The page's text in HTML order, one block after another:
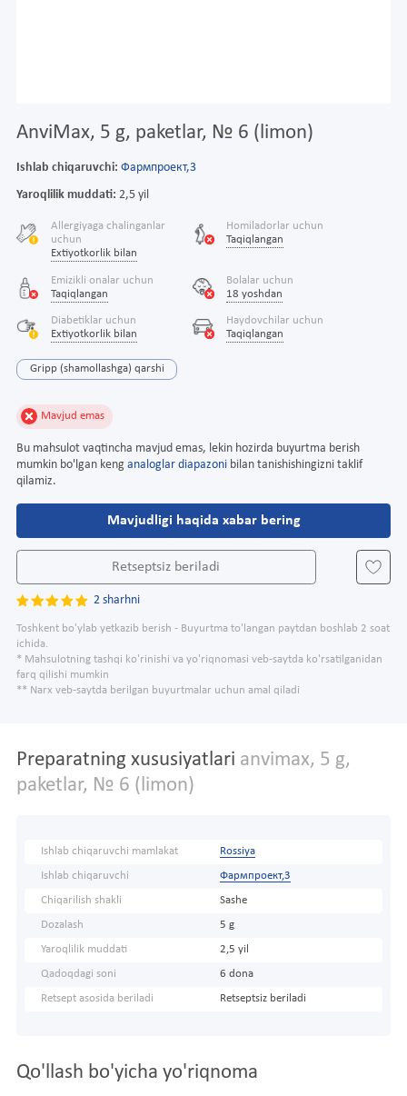
AnviMax, 5 g, paketlar, № 6 (limon)
Ishlab chiqaruvchi: Фармпроект,3
Yaroqlilik muddati: 2,5 yil
Allergiyaga chalinganlar
uchun
Extiyotkorlik bilan
Homiladorlar uchun
Taqiqlangan
Emizikli onalar uchun
Taqiqlangan
Bolalar uchun
18 yoshdan
Diabetiklar uchun
Extiyotkorlik bilan
Haydovchilar uchun
Taqiqlangan
Gripp (shamollashga) qarshi
Mavjud emas
Bu mahsulot vaqtincha mavjud emas, lekin hozirda buyurtma berish
mumkin bo'lgan keng analoglar diapazoni bilan tanishishingizni taklif
qilamiz.
Mavjudligi haqida xabar bering
Retseptsiz beriladi
2 sharhni
Toshkent bo'ylab yetkazib berish - Buyurtma to'langan paytdan boshlab 2 soat
ichida.
* Mahsulotning tashqi ko'rinishi va yo'riqnomasi veb-saytda ko'rsatilganidan
farq qilishi mumkin
** Narx veb-saytda berilgan buyurtmalar uchun amal qiladi
Preparatning xususiyatlari anvimax, 5 g,
paketlar, № 6 (limon)
Ishlab chiqaruvchi mamlakat Rossiya
Ishlab chiqaruvchi Фармпроект,3
Chiqarilish shakli Sashe
Dozalash 5 g
Yaroqlilik muddati 2,5 yil
Qadoqdagi soni 6 dona
Retsept asosida beriladi Retseptsiz beriladi
Qo'llash bo'yicha yo'riqnoma